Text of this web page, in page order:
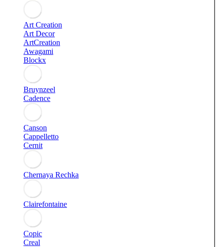
Art Creation
Art Decor
ArtCreation
Awagami
Blockx
Bruynzeel
Cadence
Canson
Cappelletto
Cernit
Chernaya Rechka
Clairefontaine
Copic
Creal